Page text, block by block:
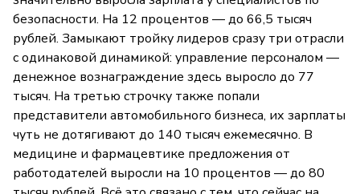
безопасности. На 12 процентов — до 66,5 тысяч
рублей. Замыкают тройку лидеров сразу три отрасли
с одинаковой динамикой: управление персоналом —
денежное вознаграждение здесь выросло до 77
тысяч. На третью строчку также попали
представители автомобильного бизнеса, их зарплаты
чуть не дотягивают до 140 тысяч ежемесячно. В
медицине и фармацевтике предложения от
работодателей выросли на 10 процентов — до 80